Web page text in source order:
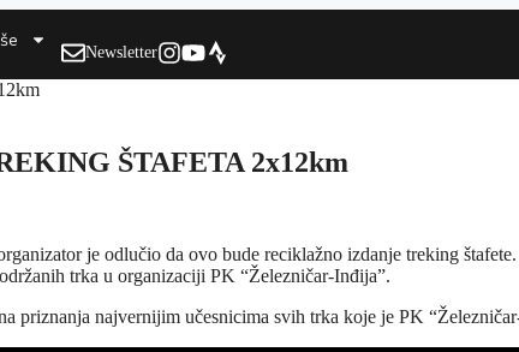
Newsletter
ŠTAFETA 2x12km
je odlučio da ovo bude reciklažno izdanje treking
trka u organizaciji PK “Železničar-Inđija”.
priznanja najvernijim učesnicima svih trka koje je PK